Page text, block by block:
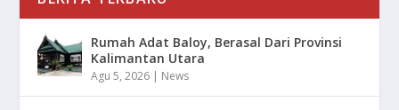
Rumah Adat Baloy, Berasal Dari Provinsi
Kalimantan Utara
Agu 5, 2026 | News